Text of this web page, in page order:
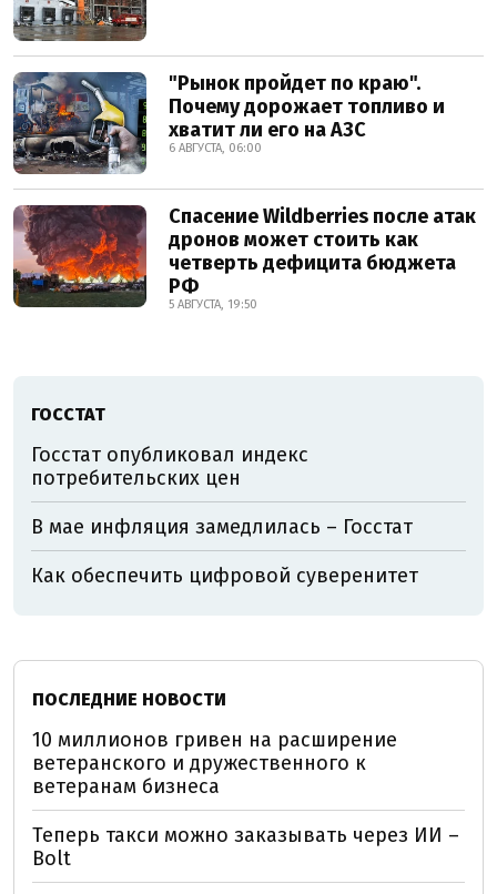
"Рынок пройдет по краю".
Почему дорожает топливо и
хватит ли его на АЗС
6 АВГУСТА, 06:00
Спасение Wildberries после атак
дронов может стоить как
четверть дефицита бюджета
РФ
5 АВГУСТА, 19:50
ГОССТАТ
Госстат опубликовал индекс
потребительских цен
В мае инфляция замедлилась – Госстат
Как обеспечить цифровой суверенитет
ПОСЛЕДНИЕ НОВОСТИ
10 миллионов гривен на расширение
ветеранского и дружественного к
ветеранам бизнеса
Теперь такси можно заказывать через ИИ –
Bolt